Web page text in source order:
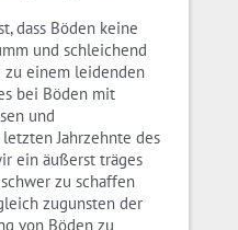
dass Böden keine
und schleichend
zu einem leidenden
bei Böden mit
und
Jahrzehnte des
ein äußerst träges
zu schaffen
zugunsten der
von Böden zu